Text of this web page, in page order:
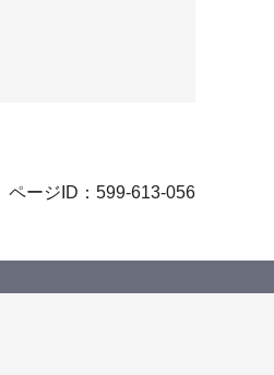
ページID：599-613-056